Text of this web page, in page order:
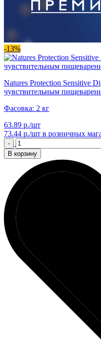
-13%
Natures Protection Sensitive
чувствительным
Фасовка: 2 кг
63.89 р./шт
73.44 р./шт в розничных
-
В корзину